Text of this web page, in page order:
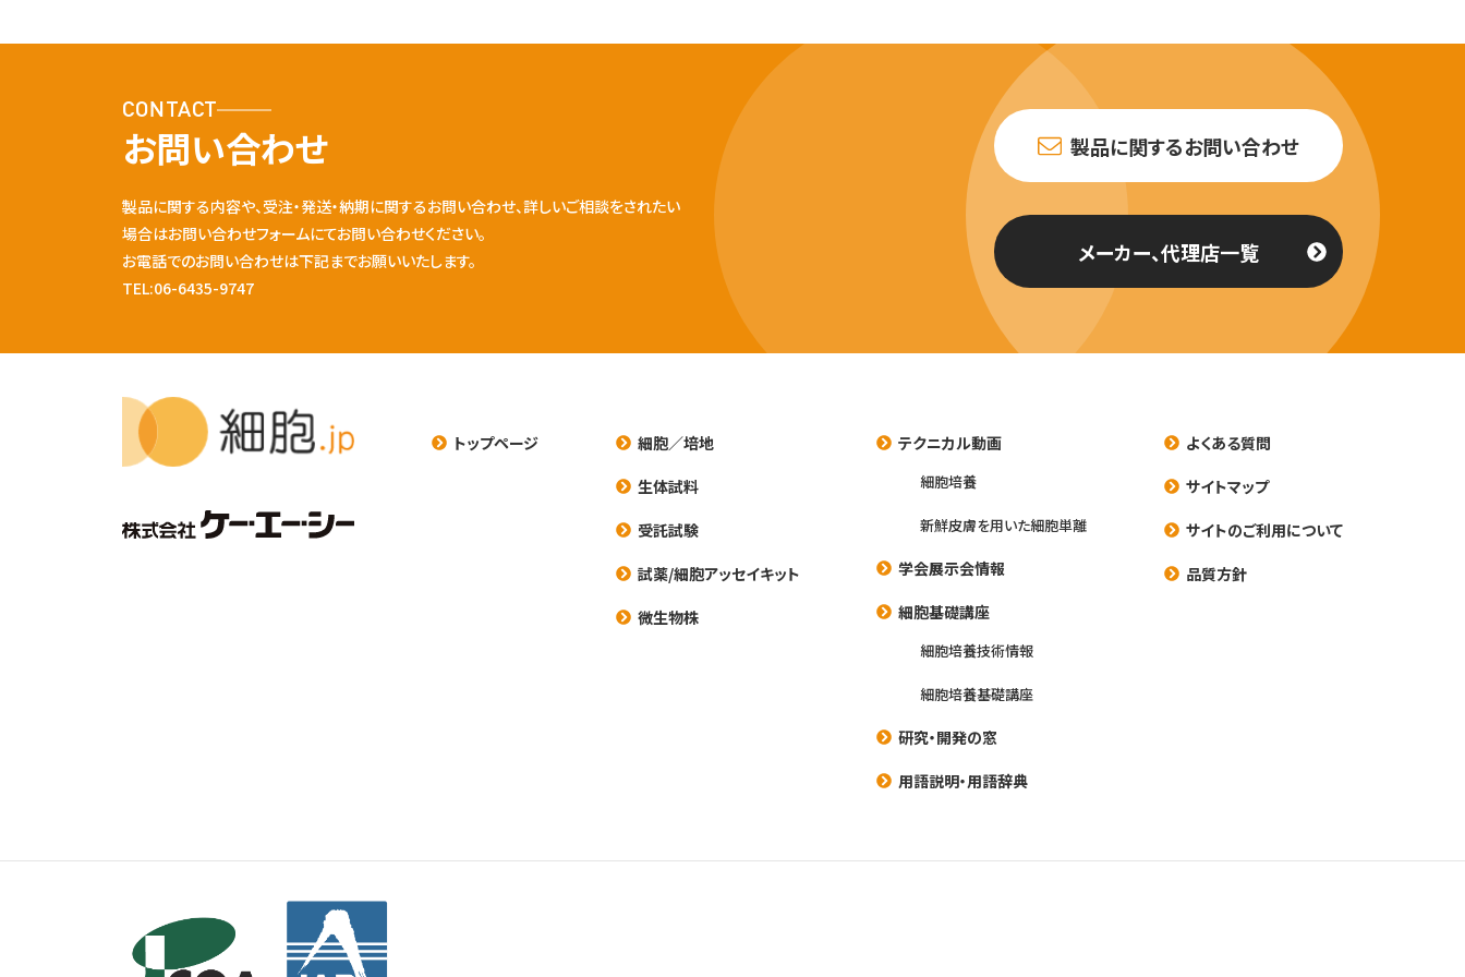
CONTACT
お問い合わせ
製品に関する内容や、受注・発送・納期に関するお問い合わせ、詳しいご相談をされたい
場合はお問い合わせフォームにてお問い合わせください。
お電話でのお問い合わせは下記までお願いいたします。
TEL:06-6435-9747
製品に関するお問い合わせ
メーカー、代理店一覧
トップページ
細胞／培地
生体試料
受託試験
試薬/細胞アッセイキット
微生物株
テクニカル動画
細胞培養
新鮮皮膚を用いた細胞単離
学会展示会情報
細胞基礎講座
細胞培養技術情報
細胞培養基礎講座
研究・開発の窓
用語説明・用語辞典
よくある質問
サイトマップ
サイトのご利用について
品質方針